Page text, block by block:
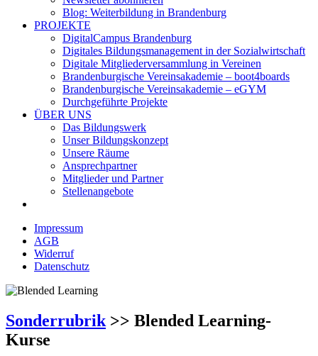
Blog: Weiterbildung in Brandenburg
PROJEKTE
DigitalCampus Brandenburg
Digitales Bildungsmanagement in der Sozialwirtschaft
Digitale Mitgliederversammlung in Vereinen
Brandenburgische Vereinsakademie – boot4boards
Brandenburgische Vereinsakademie – eGYM
Durchgeführte Projekte
ÜBER UNS
Das Bildungswerk
Unser Bildungskonzept
Unsere Räume
Ansprechpartner
Mitglieder und Partner
Stellenangebote
Impressum
AGB
Widerruf
Datenschutz
Sonderrubrik >> Blended Learning-
Kurse